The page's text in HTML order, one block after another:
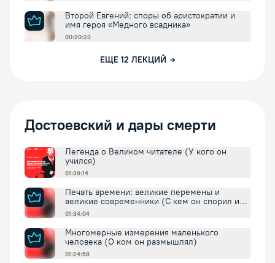
Второй Евгений: споры об аристократии и
имя героя «Медного всадника»
00:20:23
ЕЩЕ 12 ЛЕКЦИЙ
Достоевский и дары смерти
Легенда о Великом читателе (У кого он
учился)
01:39:14
Печать времени: великие перемены и
великие современники (С кем он спорил и
соглашался)
01:34:04
Многомерные измерения маленького
человека (О ком он размышлял)
01:24:58